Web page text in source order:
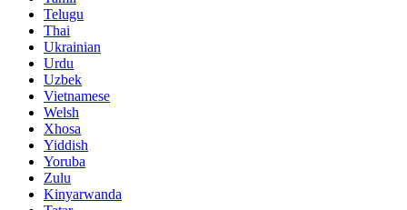
Telugu
Thai
Ukrainian
Urdu
Uzbek
Vietnamese
Welsh
Xhosa
Yiddish
Yoruba
Zulu
Kinyarwanda